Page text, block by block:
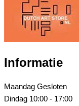
Informatie
Maandag Gesloten
Dindag 10:00 - 17:00